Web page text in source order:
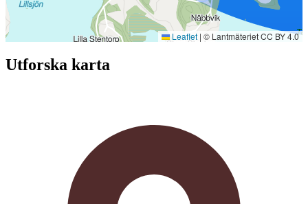
Leaflet | © Lantmäteriet CC BY 4.0
Utforska karta